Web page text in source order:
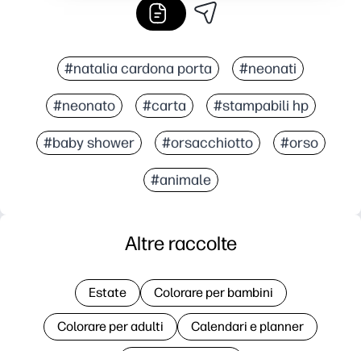
#natalia cardona porta #neonati
#neonato #carta #stampabili hp
#baby shower #orsacchiotto #orso
#animale
Altre raccolte
Estate Colorare per bambini
Colorare per adulti Calendari e planner